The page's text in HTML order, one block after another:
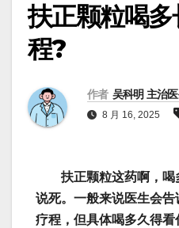
扶正颗粒喝
程?
作者 吴科明 主治
8 月 16, 2025
扶正颗粒这药啊，
说死。一般来说医生会
疗程，但具体喝多久得看